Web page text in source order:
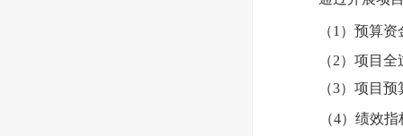
（1）预算
（2）项目
（3）项目
（4）绩效指标